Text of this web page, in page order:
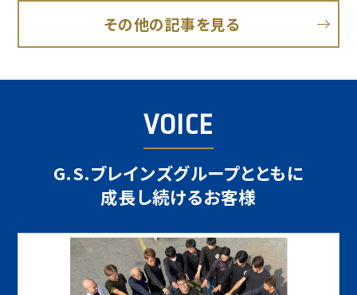
その他の記事を見る
VOICE
G.S.ブレインズグループとともに
成長し続けるお客様